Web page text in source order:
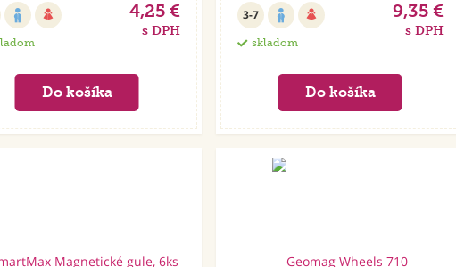
4,25 €
s DPH
3-7
skladom
9,35 €
s DPH